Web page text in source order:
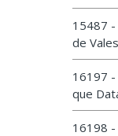
15487 -
de Vales
16197 -
que
16198 -